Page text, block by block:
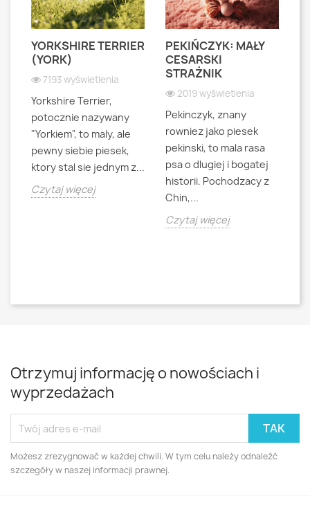
YORKSHIRE TERRIER
(YORK)
7193 wyświetlenia
Yorkshire Terrier,
potocznie nazywany
"Yorkiem", to maly, ale
pewny siebie piesek,
ktory stal sie jednym z...
Czytaj więcej
PEKIŃCZYK: MAŁY
CESARSKI
STRAŻNIK
2019 wyświetlenia
Pekinczyk, znany
rowniez jako piesek
pekinski, to mala rasa
psa o dlugiej i bogatej
historii. Pochodzacy z
Chin,...
Czytaj więcej
Otrzymuj informację o nowościach i
wyprzedażach
Możesz zrezygnować w każdej chwili. W tym celu należy odnaleźć
szczegóły w naszej informacji prawnej.